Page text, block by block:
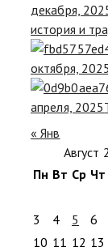
декабря,
история и
октября, 2025
апреля, 2025
« Янв
Август
Пн Вт Ср Чт
3
4 5 6
10 11 12 13